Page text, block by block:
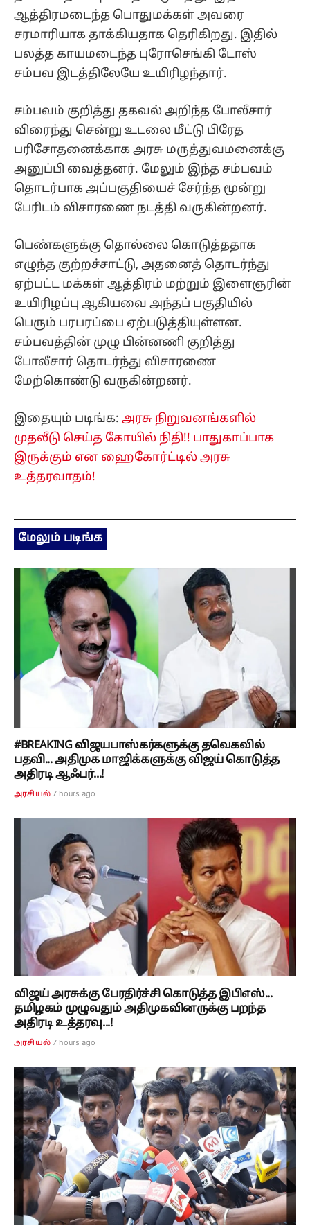
ஆத்திரமடைந்த பொதுமக்கள் அவரை
சரமாரியாக தாக்கியதாக தெரிகிறது. இதில்
பலத்த காயமடைந்த புரோசெங்கி டோஸ்
சம்பவ இடத்திலேயே உயிரிழந்தார்.
சம்பவம் குறித்து தகவல் அறிந்த போலீசார்
விரைந்து சென்று உடலை மீட்டு பிரேத
பரிசோதனைக்காக அரசு மருத்துவமனைக்கு
அனுப்பி வைத்தனர். மேலும் இந்த சம்பவம்
தொடர்பாக அப்பகுதியைச் சேர்ந்த மூன்று
பேரிடம் விசாரணை நடத்தி வருகின்றனர்.
பெண்களுக்கு தொல்லை கொடுத்ததாக
எழுந்த குற்றச்சாட்டு, அதனைத் தொடர்ந்து
ஏற்பட்ட மக்கள் ஆத்திரம் மற்றும் இளைஞரின்
உயிரிழப்பு ஆகியவை அந்தப் பகுதியில்
பெரும் பரபரப்பை ஏற்படுத்தியுள்ளன.
சம்பவத்தின் முழு பின்னணி குறித்து
போலீசார் தொடர்ந்து விசாரணை
மேற்கொண்டு வருகின்றனர்.
இதையும் படிங்க: அரசு நிறுவனங்களில்
முதலீடு செய்த கோயில் நிதி!! பாதுகாப்பாக
இருக்கும் என ஹைகோர்ட்டில் அரசு
உத்தரவாதம்!
மேலும் படிங்க
#BREAKING விஜயபாஸ்கர்களுக்கு தவெகவில்
பதவி... அதிமுக மாஜிக்களுக்கு விஜய் கொடுத்த
அதிரடி ஆஃபர்...!
அரசியல் 7 hours ago
விஜய் அரசுக்கு பேரதிர்ச்சி கொடுத்த இபிஎஸ்...
தமிழகம் முழுவதும் அதிமுகவினருக்கு பறந்த
அதிரடி உத்தரவு...!
அரசியல் 7 hours ago